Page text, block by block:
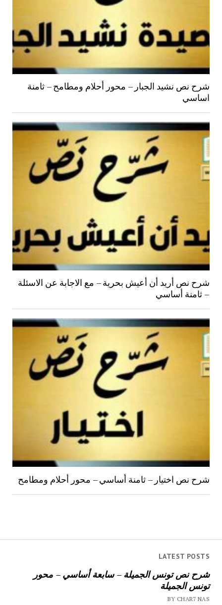
LATEST POSTS
شرح نص تونس الجميلة – سابعة أساسي – محور
تونس الجميلة
BY CHAR7 NAS
شرح نص نشيد الجبار – محور أحلام ومطامح – ثامنة
اساسي
شرح نص أريد أن أعيش بحرية – مع الاجابة عن الاسئلة
– ثامنة أساسي
شرح نص اختيار – ثامنة أساسي – محور أحلام ومطامح